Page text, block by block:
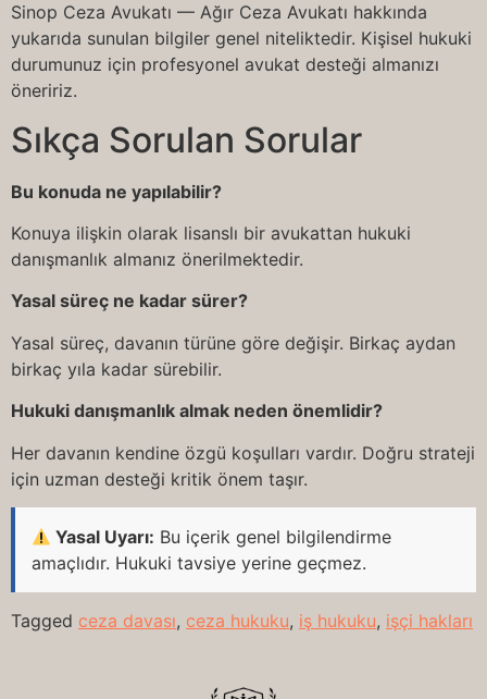
Sinop Ceza Avukatı — Ağır Ceza Avukatı hakkında
yukarıda sunulan bilgiler genel niteliktedir. Kişisel hukuki
durumunuz için profesyonel avukat desteği almanızı
öneririz.
Sıkça Sorulan Sorular
Bu konuda ne yapılabilir?
Konuya ilişkin olarak lisanslı bir avukattan hukuki
danışmanlık almanız önerilmektedir.
Yasal süreç ne kadar sürer?
Yasal süreç, davanın türüne göre değişir. Birkaç aydan
birkaç yıla kadar sürebilir.
Hukuki danışmanlık almak neden önemlidir?
Her davanın kendine özgü koşulları vardır. Doğru strateji
için uzman desteği kritik önem taşır.
Yasal Uyarı: Bu içerik genel bilgilendirme
amaçlıdır. Hukuki tavsiye yerine geçmez.
Tagged ceza davası, ceza hukuku, iş hukuku, işçi hakları